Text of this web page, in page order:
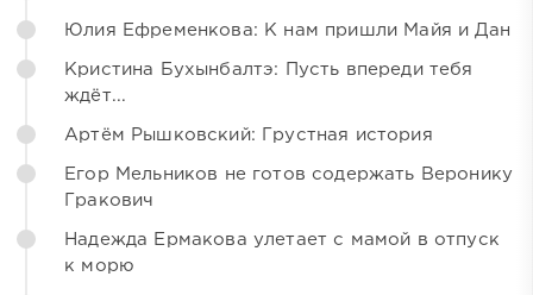
Юлия Ефременкова: К нам пришли Майя и Дан
Кристина Бухынбалтэ: Пусть впереди тебя
ждёт...
Артём Рышковский: Грустная история
Егор Мельников не готов содержать Веронику
Гракович
Надежда Ермакова улетает с мамой в отпуск
к морю